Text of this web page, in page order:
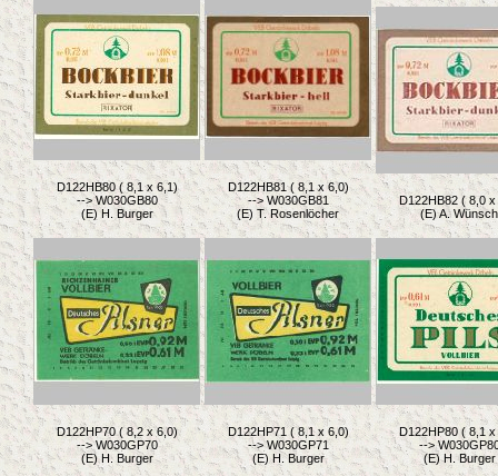
D122HB80 ( 8,1 x 6,1)
--> W030GB80
(E) H. Burger
D122HB81 ( 8,1 x 6,0)
--> W030GB81
(E) T. Rosenlöcher
D122HB82 ( 8,0 x
(E) A. Wünsch
D122HP70 ( 8,2 x 6,0)
--> W030GP70
(E) H. Burger
D122HP71 ( 8,1 x 6,0)
--> W030GP71
(E) H. Burger
D122HP80 ( 8,1 x
-->
(E) H. Burger